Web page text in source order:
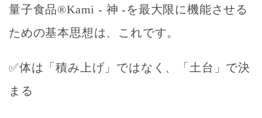
量子食品®Kami - 神 -を最大限に機能させる
ための基本思想は、これです。
✅体は「積み上げ」ではなく、「土台」で決
まる